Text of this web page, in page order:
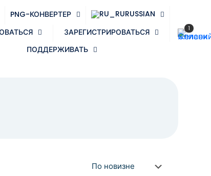
PNG-КОНВЕРТЕР
RUSSIAN
ЗАРЕГИСТРИРОВАТЬСЯ
ПОДДЕРЖИВАТЬ
1